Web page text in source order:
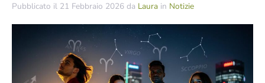
Pubblicato il 21 Febbraio 2026 da Laura in Notizie